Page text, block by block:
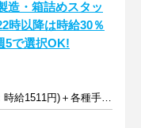
造・箱詰めスタッ
以降は時給30％
5で選択OK!
時給1163円(22時以降：時給1511円)＋各種手当＋交通費